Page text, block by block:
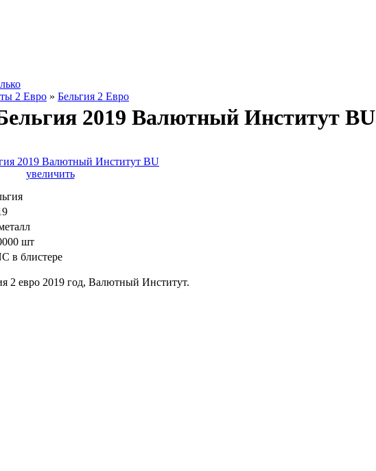
2 Евро » Бельгия 2 Евро
2019 Валютный Институт BU
увеличить
шт
в блистере
2 евро 2019 год, Валютный Институт.